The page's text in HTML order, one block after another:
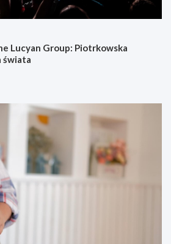
Lucyan Group: Piotrkowska
świata